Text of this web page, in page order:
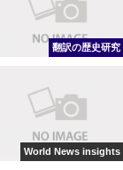
翻訳の歴史研究
World News insights